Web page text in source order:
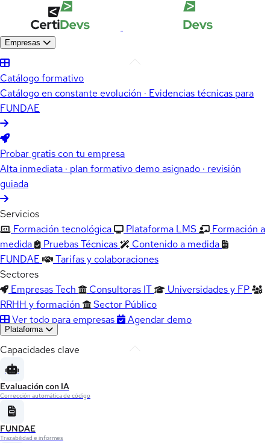
Empresas
Catálogo formativo
Catálogo en constante evolución · Evidencias técnicas para
FUNDAE
Probar gratis con tu empresa
Alta inmediata · plan formativo demo asignado · revisión
guiada
Servicios
Formación tecnológica
Plataforma LMS
Formación a
medida
Pruebas Técnicas
Contenido a medida
FUNDAE
Tarifas y colaboraciones
Sectores
Empresas Tech
Consultoras IT
Universidades y FP
RRHH y formación
Sector Público
Ver todo para empresas
Agendar demo
Plataforma
Capacidades clave
Evaluación con IA
Corrección automática de código
FUNDAE
Trazabilidad e informes